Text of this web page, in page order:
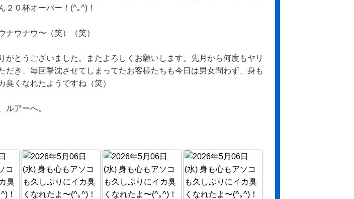
２０杯オーバー！(^｡^)！
ナウナウ〜（笑）（笑）
がとうございました。またよろしくお願いします。先月から何度もヤリ
だき、毎回撃沈させてしまってたお客様たちも今日は男女問わず、身も
臭くなれたようですね（笑）
ルアーへ。